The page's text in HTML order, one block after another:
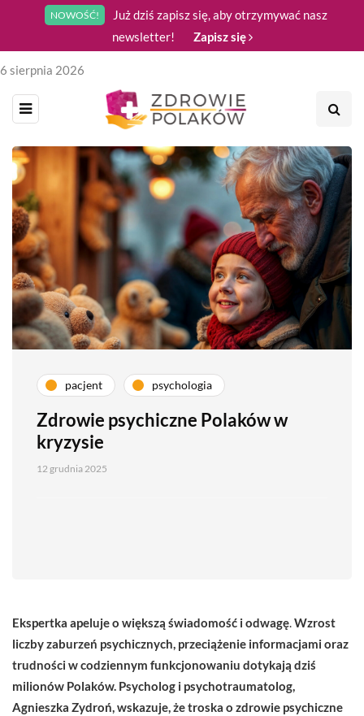
NOWOŚĆ!
Już dziś zapisz się, aby otrzymywać nasz
newsletter!
Zapisz się
6 sierpnia 2026
pacjent psychologia
Zdrowie psychiczne Polaków w
kryzysie
12 grudnia 2025
Ekspertka apeluje o większą świadomość i odwagę Wzrost
liczby zaburzeń psychicznych, przeciążenie informacjami oraz
trudności w codziennym funkcjonowaniu dotykają dziś
milionów Polaków. Psycholog i psychotraumatolog,
Agnieszka Zydroń, wskazuje, że troska o zdrowie psychiczne